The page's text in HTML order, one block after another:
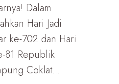
Dalam
Hari Jadi
ke-702 dan Hari
81 Republik
Coklat...